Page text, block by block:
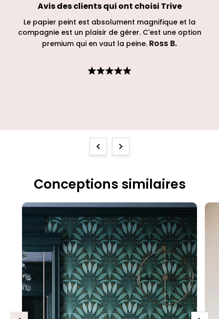
Avis des clients qui ont choisi Trive
Le papier peint est absolument magnifique et la
compagnie est un plaisir de gérer. C'est une option
premium qui en vaut la peine. Ross B.
PreviousNext
Conceptions similaires